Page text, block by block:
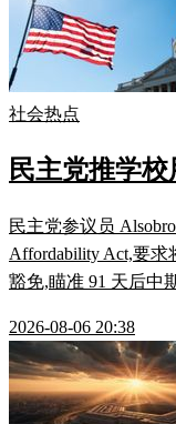
社会热点
民主党推学
民主党参议员
Affordability Act,要
豁免,瞄准 91 天后中
2026-08-06 20:38